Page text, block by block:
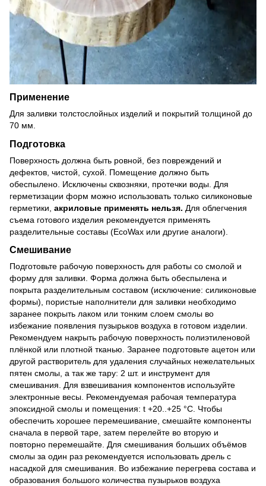
Применение
Для заливки толстослойных изделий и покрытий толщиной до
70 мм.
Подготовка
Поверхность должна быть ровной, без повреждений и
дефектов, чистой, сухой. Помещение должно быть
обеспылено. Исключены сквозняки, протечки воды. Для
герметизации форм можно использовать только силиконовые
герметики, акриловые применять нельзя. Для облегчения
съема готового изделия рекомендуется применять
разделительные составы (EcoWax или другие аналоги).
Смешивание
Подготовьте рабочую поверхность для работы со смолой и
форму для заливки. Форма должна быть обеспылена и
покрыта разделительным составом (исключение: силиконовые
формы), пористые наполнители для заливки необходимо
заранее покрыть лаком или тонким слоем смолы во
избежание появления пузырьков воздуха в готовом изделии.
Рекомендуем накрыть рабочую поверхность полиэтиленовой
плёнкой или плотной тканью. Заранее подготовьте ацетон или
другой растворитель для удаления случайных нежелательных
пятен смолы, а так же тару: 2 шт. и инструмент для
смешивания. Для взвешивания компонентов используйте
электронные весы. Рекомендуемая рабочая температура
эпоксидной смолы и помещения: t +20..+25 °C. Чтобы
обеспечить хорошее перемешивание, смешайте компоненты
сначала в первой таре, затем перелейте во вторую и
повторно перемешайте. Для смешивания больших объёмов
смолы за один раз рекомендуется использовать дрель с
насадкой для смешивания. Во избежание перегрева состава и
образования большого количества пузырьков воздуха